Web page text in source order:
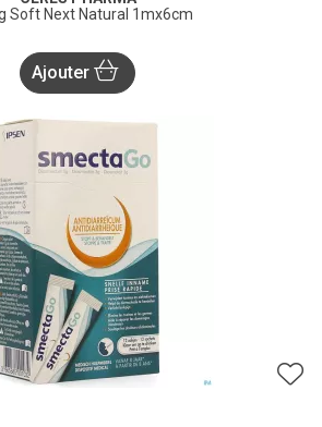
Soft Next Natural 1mx6cm
Ajouter